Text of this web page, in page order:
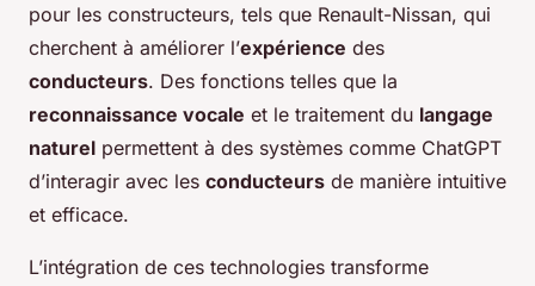
pour les constructeurs, tels que Renault-Nissan, qui
cherchent à améliorer l’expérience des
conducteurs. Des fonctions telles que la
reconnaissance vocale et le traitement du langage
naturel permettent à des systèmes comme ChatGPT
d’interagir avec les conducteurs de manière intuitive
et efficace.
L’intégration de ces technologies transforme